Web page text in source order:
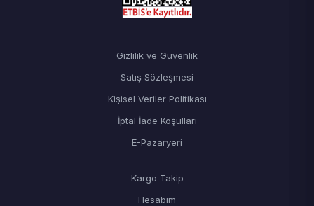
Gizlilik ve Güvenlik
Satış Sözleşmesi
Kişisel Veriler Politikası
İptal İade Koşulları
E-Pazaryeri
Kargo Takip
Hesabım